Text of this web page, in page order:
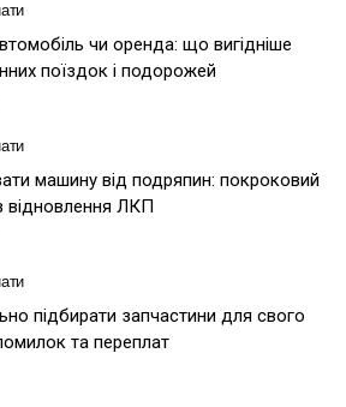
чи оренда: що вигідніше
поїздок і подорожей
машину від подряпин: покроковий
відновлення ЛКП
підбирати запчастини для свого
та переплат